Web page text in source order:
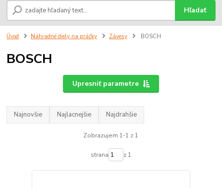
Hľadať
Úvod Náhradné diely na práčky Závesy BOSCH
BOSCH
Upresniť parametre
Najnovšie Najlacnejšie Najdrahšie
Zobrazujem 1-1 z 1
strana z 1